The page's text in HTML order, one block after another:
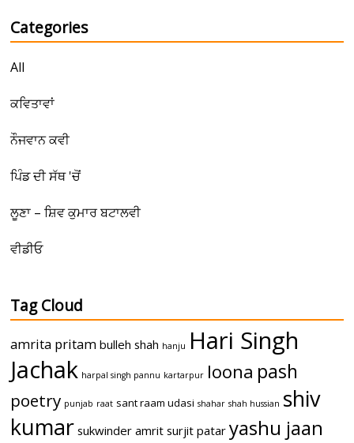
Categories
All
ਕਵਿਤਾਵਾਂ
ਨੌਜਵਾਨ ਕਵੀ
ਪਿੰਡ ਦੀ ਸੱਥ 'ਚੋਂ
ਲੂਣਾ – ਸ਼ਿਵ ਕੁਮਾਰ ਬਟਾਲਵੀ
ਵੀਡੀਓ
Tag Cloud
amrita pritam bulleh shah hanju Hari Singh
Jachak harpal singh pannu kartarpur loona pash
poetry punjab raat sant raam udasi shahar shah hussian shiv
kumar sukwinder amrit surjit patar yashu jaan